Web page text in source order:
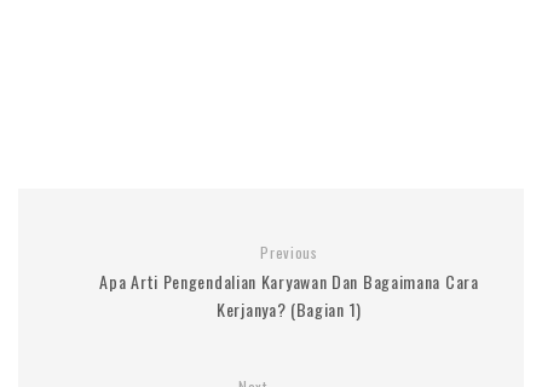
Previous
Apa Arti Pengendalian Karyawan Dan Bagaimana Cara
Kerjanya? (Bagian 1)